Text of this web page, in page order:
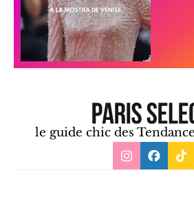
le guide chic des